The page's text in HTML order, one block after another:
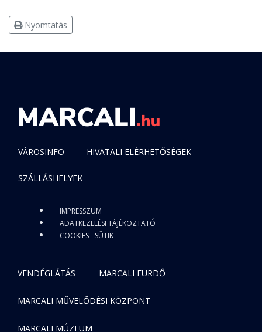
Nyomtatás
VÁROSINFO HIVATALI ELÉRHETŐSÉGEK
SZÁLLÁSHELYEK
IMPRESSZUM
ADATKEZELÉSI TÁJÉKOZTATÓ
COOKIES - SÜTIK
VENDÉGLÁTÁS MARCALI FÜRDŐ
MARCALI MŰVELŐDÉSI KÖZPONT
MARCALI MÚZEUM